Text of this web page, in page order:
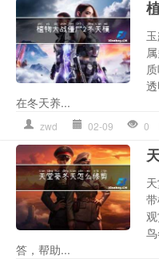
在冬天养...
zwd 02-09 0
答，帮助...